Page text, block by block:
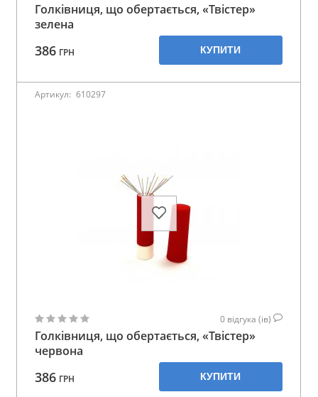
Голківниця, що обертається, «Твістер»
зелена
386 ГРН КУПИТИ
Артикул: 610297
0 відгука (ів)
Голківниця, що обертається, «Твістер»
червона
386 ГРН КУПИТИ